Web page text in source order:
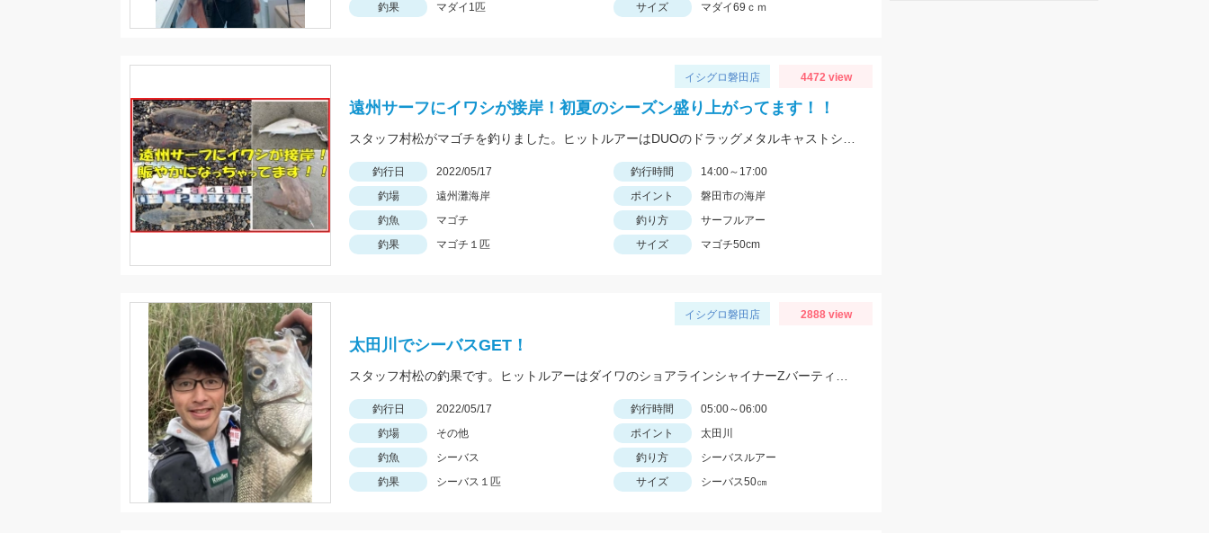
釣果
マダイ1匹 サイズ マダイ69ｃｍ
イシグロ磐田店 4472 view
遠州サーフにイワシが接岸！初夏のシーズン盛り上がってます！！
釣行日 2022/05/17 釣行時間
14:00～17:00
釣場
遠州灘海岸 ポイント
磐田市の海岸
釣魚
マゴチ 釣り方
サーフルアー
釣果
マゴチ１匹 サイズ マゴチ50cm
イシグロ磐田店 2888 view
太田川でシーバスGET！
釣行日 2022/05/17 釣行時間
05:00～06:00
釣場
その他 ポイント
太田川
釣魚
シーバス 釣り方
シーバスルアー
釣果
シーバス１匹 サイズ シーバス50㎝